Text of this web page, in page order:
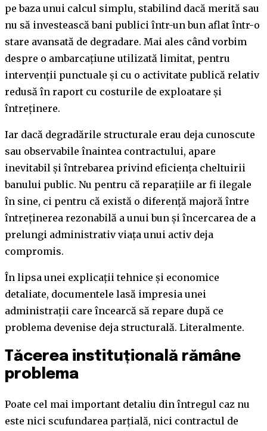
pe baza unui calcul simplu, stabilind dacă merită sau
nu să investească bani publici într-un bun aflat într-o
stare avansată de degradare. Mai ales când vorbim
despre o ambarcațiune utilizată limitat, pentru
intervenții punctuale și cu o activitate publică relativ
redusă în raport cu costurile de exploatare și
întreținere.
Iar dacă degradările structurale erau deja cunoscute
sau observabile înaintea contractului, apare
inevitabil și întrebarea privind eficiența cheltuirii
banului public. Nu pentru că reparațiile ar fi ilegale
în sine, ci pentru că există o diferență majoră între
întreținerea rezonabilă a unui bun și încercarea de a
prelungi administrativ viața unui activ deja
compromis.
În lipsa unei explicații tehnice și economice
detaliate, documentele lasă impresia unei
administrații care încearcă să repare după ce
problema devenise deja structurală. Literalmente.
Tăcerea instituțională rămâne
problema
Poate cel mai important detaliu din întregul caz nu
este nici scufundarea parțială, nici contractul de